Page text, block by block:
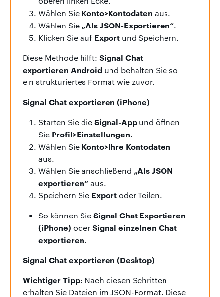
Wählen Sie Konto>Kontodaten aus.
Wählen Sie „Als JSON-Exportieren“.
Klicken Sie auf Export und Speichern.
Diese Methode hilft: Signal Chat
exportieren Android und behalten Sie so
ein strukturiertes Format wie zuvor.
Signal Chat exportieren (iPhone)
Starten Sie dieSignal-App und öffnen
Sie Profil>Einstellungen.
Wählen Sie Konto>Ihre Kontodaten
aus.
Wählen Sie anschließend „Als JSON
exportieren“aus.
Speichern Sie Exportoder Teilen.
So können SieSignal Chat Exportieren
(iPhone) oderSignal einzelnen Chat
exportieren.
Signal Chat exportieren (Desktop)
Wichtiger Tipp: Nach diesen Schritten
erhalten Sie Dateien im JSON-Format. Diese